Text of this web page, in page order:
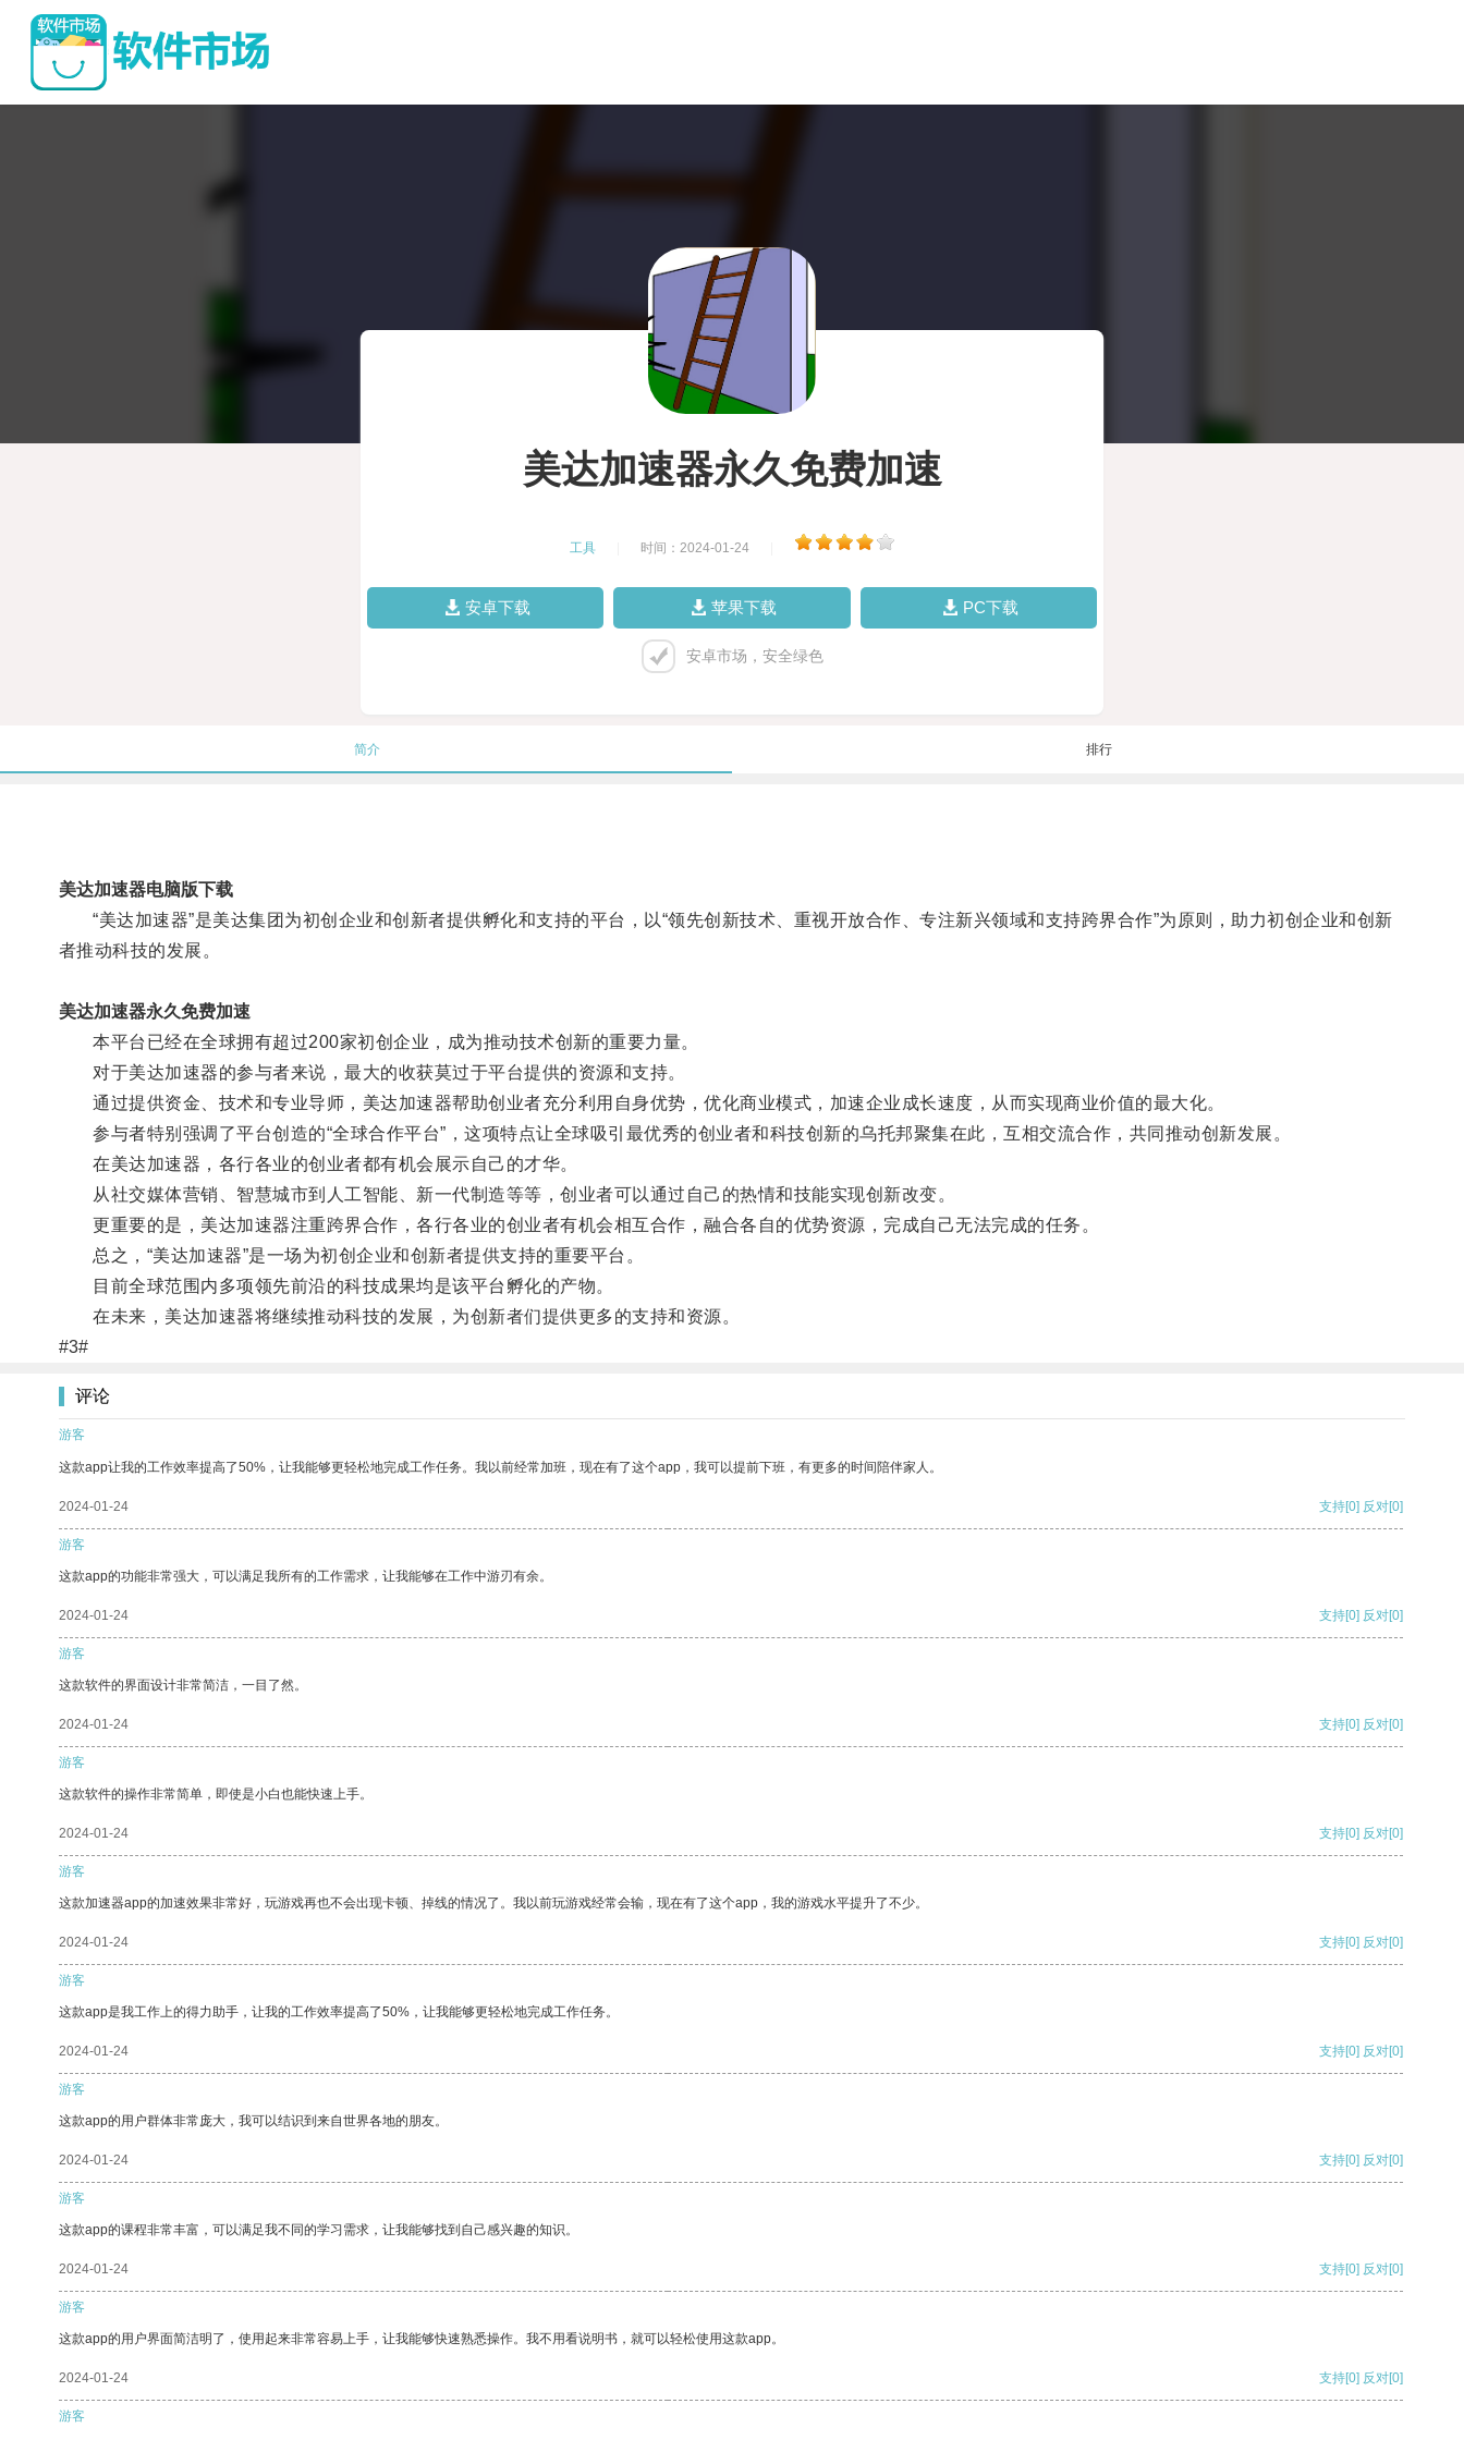
美达加速器永久免费加速
工具 时间：2024-01-24
安卓下载 苹果下载 PC下载
安卓市场，安全绿色
简介 排行
美达加速器电脑版下载
“美达加速器”是美达集团为初创企业和创新者提供孵化和支持的平台，以“领先创新技术、重视开放合作、专注新兴领域和支持跨界合作”为原则，助力初创企业和创新
者推动科技的发展。
美达加速器永久免费加速
本平台已经在全球拥有超过200家初创企业，成为推动技术创新的重要力量。
对于美达加速器的参与者来说，最大的收获莫过于平台提供的资源和支持。
通过提供资金、技术和专业导师，美达加速器帮助创业者充分利用自身优势，优化商业模式，加速企业成长速度，从而实现商业价值的最大化。
参与者特别强调了平台创造的“全球合作平台”，这项特点让全球吸引最优秀的创业者和科技创新的乌托邦聚集在此，互相交流合作，共同推动创新发展。
在美达加速器，各行各业的创业者都有机会展示自己的才华。
从社交媒体营销、智慧城市到人工智能、新一代制造等等，创业者可以通过自己的热情和技能实现创新改变。
更重要的是，美达加速器注重跨界合作，各行各业的创业者有机会相互合作，融合各自的优势资源，完成自己无法完成的任务。
总之，“美达加速器”是一场为初创企业和创新者提供支持的重要平台。
目前全球范围内多项领先前沿的科技成果均是该平台孵化的产物。
在未来，美达加速器将继续推动科技的发展，为创新者们提供更多的支持和资源。
#3#
评论
游客
这款app让我的工作效率提高了50%，让我能够更轻松地完成工作任务。我以前经常加班，现在有了这个app，我可以提前下班，有更多的时间陪伴家人。
2024-01-24 支持[0] 反对[0]
游客
这款app的功能非常强大，可以满足我所有的工作需求，让我能够在工作中游刃有余。
2024-01-24 支持[0] 反对[0]
游客
这款软件的界面设计非常简洁，一目了然。
2024-01-24 支持[0] 反对[0]
游客
这款软件的操作非常简单，即使是小白也能快速上手。
2024-01-24 支持[0] 反对[0]
游客
这款加速器app的加速效果非常好，玩游戏再也不会出现卡顿、掉线的情况了。我以前玩游戏经常会输，现在有了这个app，我的游戏水平提升了不少。
2024-01-24 支持[0] 反对[0]
游客
这款app是我工作上的得力助手，让我的工作效率提高了50%，让我能够更轻松地完成工作任务。
2024-01-24 支持[0] 反对[0]
游客
这款app的用户群体非常庞大，我可以结识到来自世界各地的朋友。
2024-01-24 支持[0] 反对[0]
游客
这款app的课程非常丰富，可以满足我不同的学习需求，让我能够找到自己感兴趣的知识。
2024-01-24 支持[0] 反对[0]
游客
这款app的用户界面简洁明了，使用起来非常容易上手，让我能够快速熟悉操作。我不用看说明书，就可以轻松使用这款app。
2024-01-24 支持[0] 反对[0]
游客